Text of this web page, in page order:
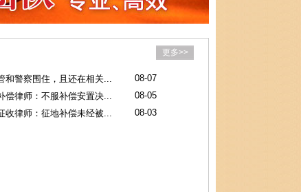
更多>>
和警察围住，且还在相关...
08-07
偿律师：不服补偿安置决...
08-05
收律师：征地补偿未经被... 08-03